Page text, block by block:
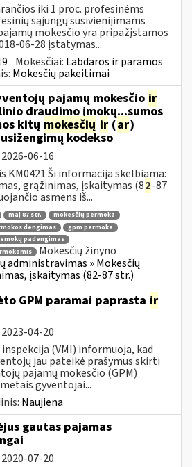
iki 1 proc. profesinėms
sąjungų susivienijimams
mokesčio yra pripažįstamos
06-28 įstatymas...
Mokesčiai: Labdaros ir paramos
Mokesčių pakeitimai
pajamų mokesčio ir
draudimo įmokų...sumos
kitų mokesčių ir (ar)
kodekso
2026-06-16
KM0421 Ši informacija skelbiama:
grąžinimas, įskaitymas (82-87
asmens iš...
maį 87 str.
mokesčių permoka
dengimas
gpm permoka
padengimas
Mokesčių žinyno
administravimas » Mokesčių
įskaitymas (82-87 str.)
GPM paramai paprasta ir
2023-04-20
(VMI) informuoja, kad
jau pateikė prašymus skirti
pajamų mokesčio (GPM)
gyventojai...
Naujiena
gautas pajamas
2020-07-20